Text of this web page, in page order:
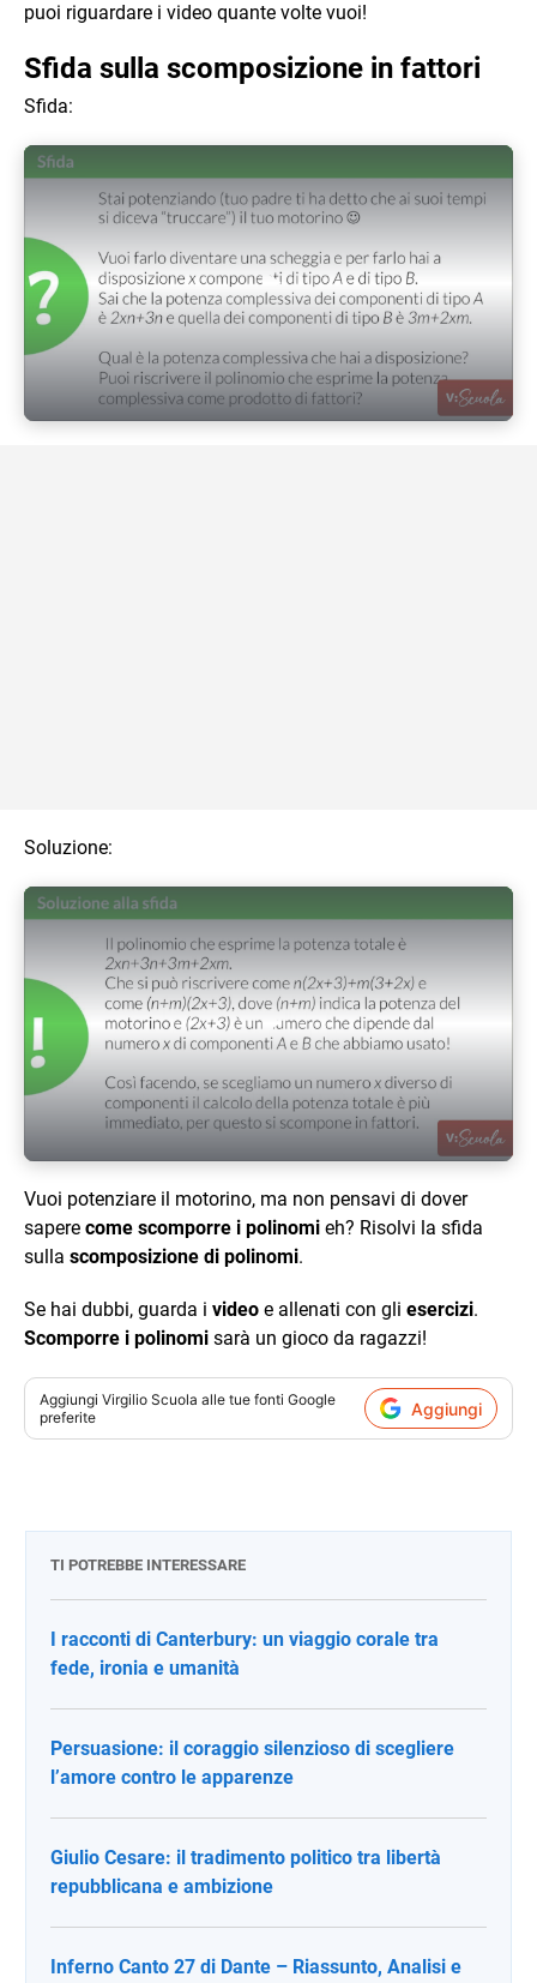
puoi riguardare i video quante volte vuoi!
Sfida sulla scomposizione in fattori
Sfida:
Play Video
Soluzione:
Play Video
Vuoi potenziare il motorino, ma non pensavi di dover
sapere come scomporre i polinomi eh? Risolvi la sfida
sulla scomposizione di polinomi.
Se hai dubbi, guarda i video e allenati con gli esercizi.
Scomporre i polinomi sarà un gioco da ragazzi!
Aggiungi Virgilio Scuola alle tue fonti Google
preferite
Aggiungi
TI POTREBBE INTERESSARE
I racconti di Canterbury: un viaggio corale tra
fede, ironia e umanità
Persuasione: il coraggio silenzioso di scegliere
l’amore contro le apparenze
Giulio Cesare: il tradimento politico tra libertà
repubblicana e ambizione
Inferno Canto 27 di Dante – Riassunto, Analisi e